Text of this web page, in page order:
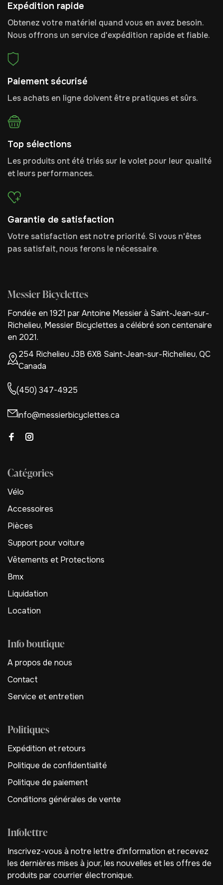
Expédition rapide
Obtenez votre matériel quand vous en avez besoin.
Nous offrons un service d'expédition rapide et fiable.
Paiement sécurisé
Les achats en ligne doivent être pratiques et sûrs.
Top sélections
Les produits ont été triés sur le volet pour leur qualité
et leurs performances.
Garantie de satisfaction
Votre satisfaction est notre priorité. Si vous n'êtes
pas satisfait, nous ferons le nécessaire.
Messier Bicyclettes
Fondée en 1921 par Antoine Messier à Saint-Jean-sur-
Richelieu, Messier Bicyclettes a célébré son centenaire
en 2021.
254 Richelieu J3B 6X8 Saint-Jean-sur-Richelieu, QC
Canada
(450) 347-4925
info@messierbicyclettes.ca
Catégories
Vélo
Accessoires
Pièces
Support pour voiture
Vêtements et Protections
Bmx
Liquidation
Location
Info boutique
A propos de nous
Contact
Service et entretien
Politiques
Expédition et retours
Politique de confidentialité
Politique de paiement
Conditions générales de vente
Infolettre
Inscrivez-vous à notre lettre d'information et recevez
les dernières mises à jour, les nouvelles et les offres de
produits par courrier électronique.